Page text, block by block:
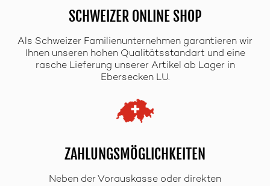
SCHWEIZER ONLINE SHOP
Als Schweizer Familienunternehmen garantieren wir
Ihnen unseren hohen Qualitätsstandart und eine
rasche Lieferung unserer Artikel ab Lager in
Ebersecken LU.
ZAHLUNGSMÖGLICHKEITEN
Neben der Vorauskasse oder direkten